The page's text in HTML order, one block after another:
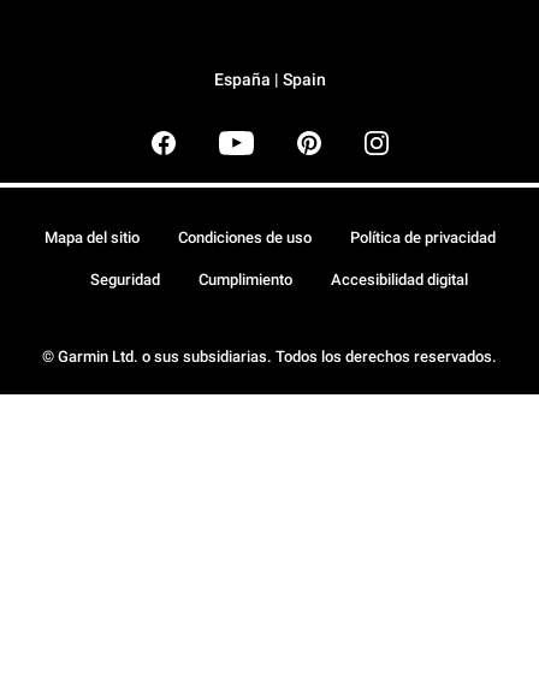
España | Spain
© Garmin Ltd. o sus subsidiarias. Todos los derechos reservados.
Mapa del sitio Condiciones de uso Política de privacidad
Seguridad Cumplimiento Accesibilidad digital